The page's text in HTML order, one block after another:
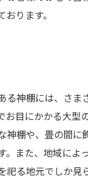
ります。
る神棚には、さま
お目にかかる大型
神棚や、畳の間に
。また、地域によ
祀る地元でしか見